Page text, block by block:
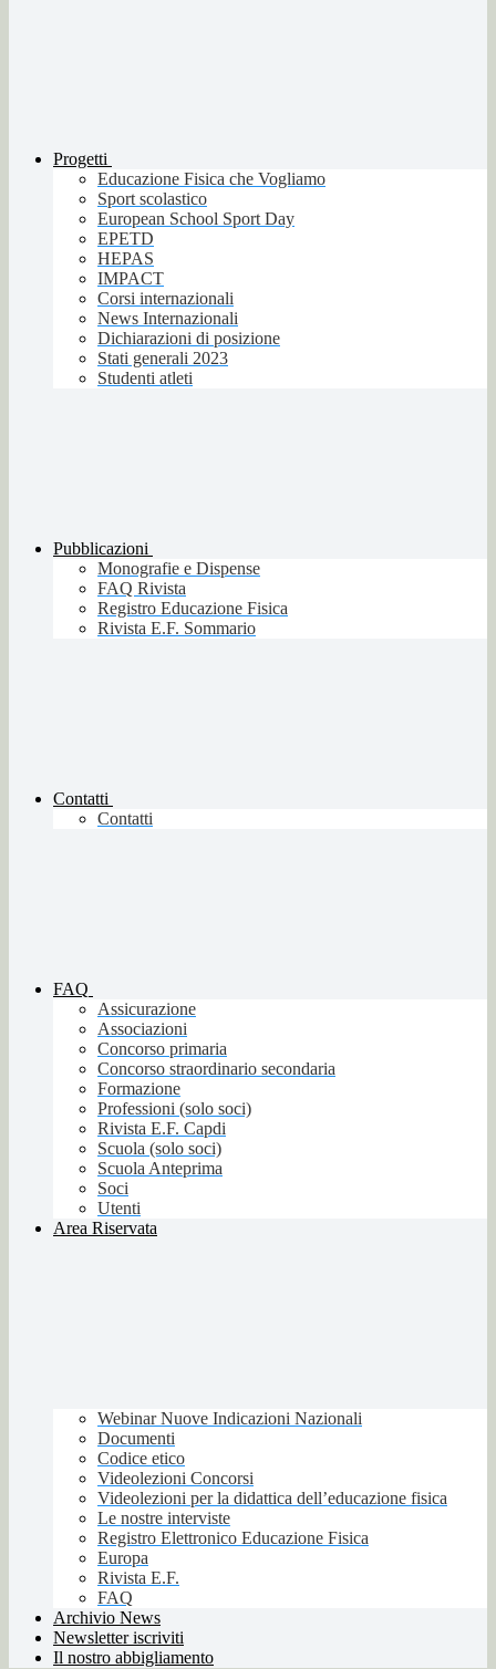
Progetti
Educazione Fisica che Vogliamo
Sport scolastico
European School Sport Day
EPETD
HEPAS
IMPACT
Corsi internazionali
News Internazionali
Dichiarazioni di posizione
Stati generali 2023
Studenti atleti
Pubblicazioni
Monografie e Dispense
FAQ Rivista
Registro Educazione Fisica
Rivista E.F. Sommario
Contatti
Contatti
FAQ
Assicurazione
Associazioni
Concorso primaria
Concorso straordinario secondaria
Formazione
Professioni (solo soci)
Rivista E.F. Capdi
Scuola (solo soci)
Scuola Anteprima
Soci
Utenti
Area Riservata
Webinar Nuove Indicazioni Nazionali
Documenti
Codice etico
Videolezioni Concorsi
Videolezioni per la didattica dell’educazione fisica
Le nostre interviste
Registro Elettronico Educazione Fisica
Europa
Rivista E.F.
FAQ
Archivio News
Newsletter iscriviti
Il nostro abbigliamento